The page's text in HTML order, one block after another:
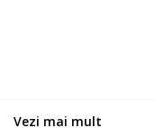
Vezi mai mult